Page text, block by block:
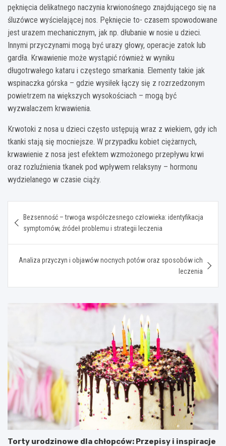
pęknięcia delikatnego naczynia krwionośnego znajdującego się na
śluzówce wyścielającej nos. Pęknięcie to- czasem spowodowane
jest urazem mechanicznym, jak np. dłubanie w nosie u dzieci.
Innymi przyczynami mogą być urazy głowy, operacje zatok lub
gardła. Krwawienie może wystąpić również w wyniku
długotrwałego kataru i częstego smarkania. Elementy takie jak
wspinaczka górska – gdzie wysiłek łączy się z rozrzedzonym
powietrzem na większych wysokościach – mogą być
wyzwalaczem krwawienia.
Krwotoki z nosa u dzieci często ustępują wraz z wiekiem, gdy ich
tkanki stają się mocniejsze. W przypadku kobiet ciężarnych,
krwawienie z nosa jest efektem wzmożonego przepływu krwi
oraz rozluźnienia tkanek pod wpływem relaksyny – hormonu
wydzielanego w czasie ciąży.
wpisu
Bezsenność – trwoga współczesnego człowieka: identyfikacja
symptomów, źródeł problemu i strategii leczenia
Analiza przyczyn i objawów nocnych potów oraz sposobów ich
leczenia
Torty urodzinowe dla chłopców: Przepisy i inspiracje